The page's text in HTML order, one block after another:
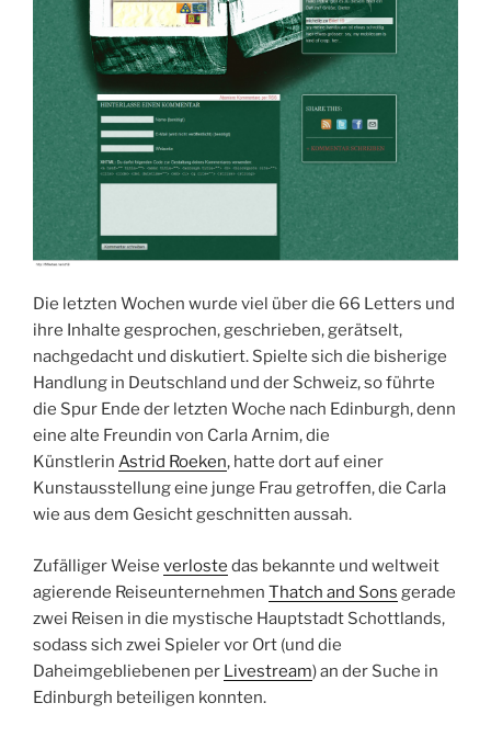
Die letzten Wochen wurde viel über die 66 Letters und
ihre Inhalte gesprochen, geschrieben, gerätselt,
nachgedacht und diskutiert. Spielte sich die bisherige
Handlung in Deutschland und der Schweiz, so führte
die Spur Ende der letzten Woche nach Edinburgh, denn
eine alte Freundin von Carla Arnim, die
Künstlerin Astrid Roeken, hatte dort auf einer
Kunstausstellung eine junge Frau getroffen, die Carla
wie aus dem Gesicht geschnitten aussah.
Zufälliger Weise verloste das bekannte und weltweit
agierende Reiseunternehmen Thatch and Sons gerade
zwei Reisen in die mystische Hauptstadt Schottlands,
sodass sich zwei Spieler vor Ort (und die
Daheimgebliebenen per Livestream) an der Suche in
Edinburgh beteiligen konnten.